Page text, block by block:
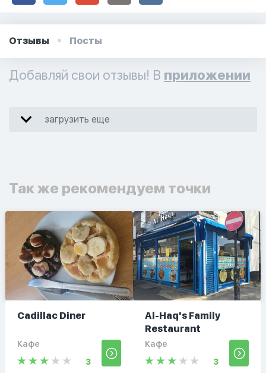
Отзывы Посты
Добавляй свои отзывы! В приложении
загрузить еще
Так же рекомендуем точки
Cadillac Diner
Кафе
3
Al-Haq's Family
Restaurant
Кафе
3